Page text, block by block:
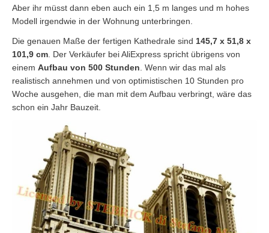
Aber ihr müsst dann eben auch ein 1,5 m langes und m hohes
Modell irgendwie in der Wohnung unterbringen.
Die genauen Maße der fertigen Kathedrale sind 145,7 x 51,8 x
101,9 cm . Der Verkäufer bei AliExpress spricht übrigens von
einem Aufbau von 500 Stunden . Wenn wir das mal als
realistisch annehmen und von optimistischen 10 Stunden pro
Woche ausgehen, die man mit dem Aufbau verbringt, wäre das
schon ein Jahr Bauzeit.